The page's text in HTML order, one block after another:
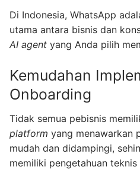
Di Indonesia, WhatsApp
utama antara bisnis dan
AI agent yang Anda pilih
Kemudahan
Onboarding
Tidak semua pebisnis
platform yang menawarkan
mudah dan didampingi,
memiliki pengetahuan